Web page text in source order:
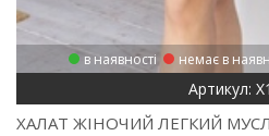
в наявності немає в
Артикул:
ХАЛАТ ЖІНОЧИЙ ЛЕГКИЙ